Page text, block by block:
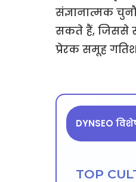
संज्ञानात्मक
सकते हैं, जिससे
प्रेरक समूह
DYNSEO
TOP